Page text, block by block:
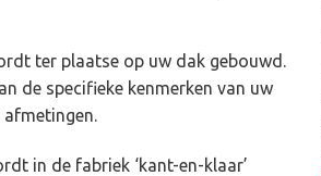
ter plaatse op uw dak gebouwd.
de specifieke kenmerken van uw
in de fabriek ‘kant-en-klaar’